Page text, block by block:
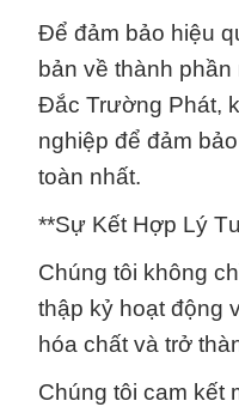
Để đảm bảo hiệu
bản về thành
Đắc Trường Phát,
nghiệp để đảm
toàn nhất.
**Sự Kết Hợp Lý
Chúng tôi không
thập kỷ hoạt động
hóa chất và trở
Chúng tôi cam kết